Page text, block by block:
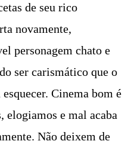
de seu rico
novamente,
personagem chato e
ser carismático que o
Cinema bom é
elogiamos e mal acaba
Não deixem de